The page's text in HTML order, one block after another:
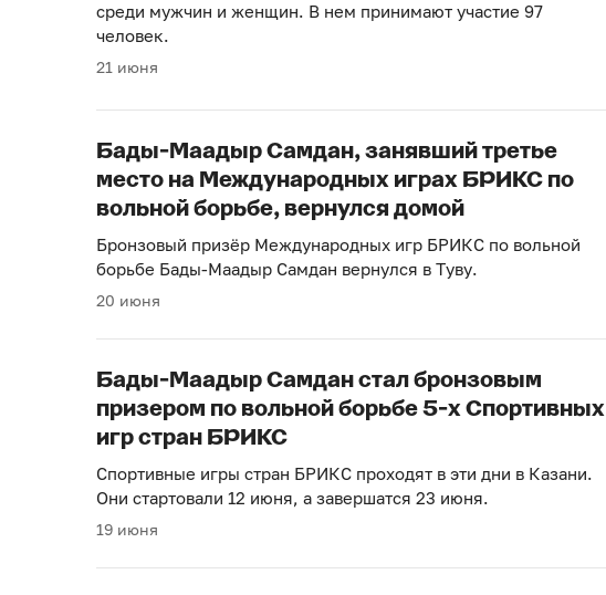
среди мужчин и женщин. В нем принимают участие 97
человек.
21 июня
Бады-Маадыр Самдан, занявший третье
место на Международных играх БРИКС по
вольной борьбе, вернулся домой
Бронзовый призёр Международных игр БРИКС по вольной
борьбе Бады-Маадыр Самдан вернулся в Туву.
20 июня
Бады-Маадыр Самдан стал бронзовым
призером по вольной борьбе 5-х Спортивных
игр стран БРИКС
Спортивные игры стран БРИКС проходят в эти дни в Казани.
Они стартовали 12 июня, а завершатся 23 июня.
19 июня